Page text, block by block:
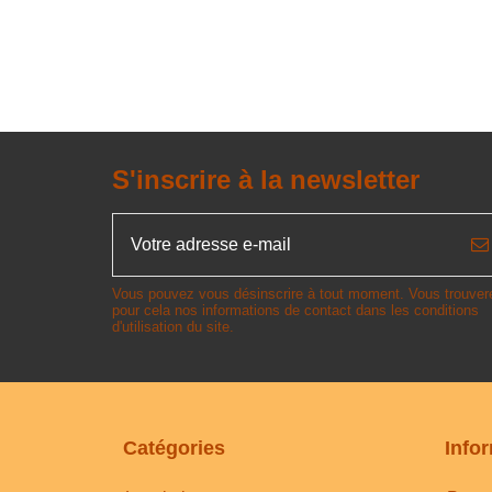
S'inscrire à la newsletter
Vous pouvez vous désinscrire à tout moment. Vous
pour cela nos informations de contact dans les conditions
d'utilisation du site.
Catégories